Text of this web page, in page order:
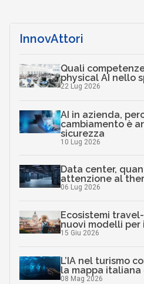
InnovAttori
Quali
physical AI nello
22 Lug 2026
AI in azienda,
cambiamento è
sicurezza
10 Lug 2026
Data center,
attenzione al
06 Lug 2026
Ecosistemi
nuovi modelli per
15 Giu 2026
L’IA nel turismo
la mappa italiana
08 Mag 2026